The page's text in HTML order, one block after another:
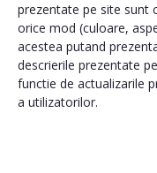
prezentate pe site sunt
orice mod (culoare,
acestea putand
descrierile prezentate
functie de actualizarile
a utilizatorilor.